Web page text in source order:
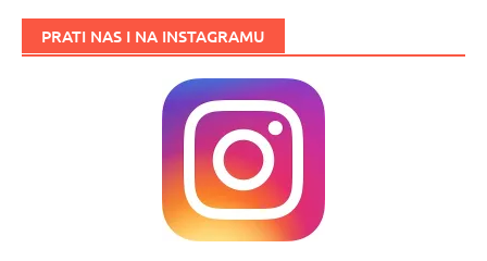
PRATI NAS I NA INSTAGRAMU